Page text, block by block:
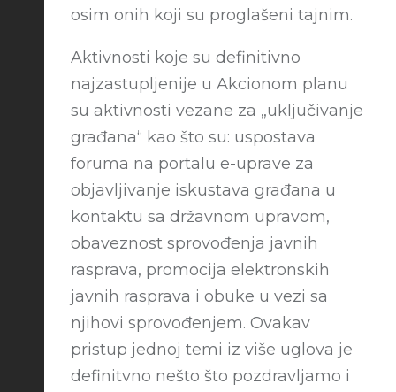
osim onih koji su proglašeni tajnim.
Aktivnosti koje su definitivno
najzastupljenije u Akcionom planu
su aktivnosti vezane za „uključivanje
građana“ kao što su: uspostava
foruma na portalu e-uprave za
objavljivanje iskustava građana u
kontaktu sa državnom upravom,
obaveznost sprovođenja javnih
rasprava, promocija elektronskih
javnih rasprava i obuke u vezi sa
njihovi sprovođenjem. Ovakav
pristup jednoj temi iz više uglova je
definitvno nešto što pozdravljamo i